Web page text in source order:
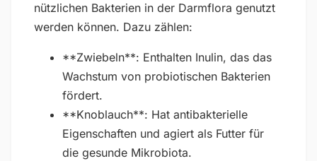
nützlichen Bakterien in der Darmflora genutzt
werden können. Dazu zählen:
**Zwiebeln**: Enthalten Inulin, das das
Wachstum von probiotischen Bakterien
fördert.
**Knoblauch**: Hat antibakterielle
Eigenschaften und agiert als Futter für
die gesunde Mikrobiota.